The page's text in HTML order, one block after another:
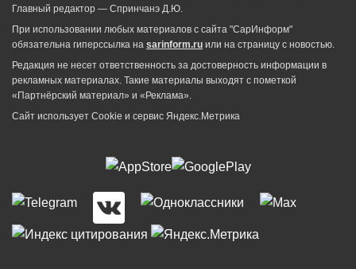
Главный редактор — Спринчанэ Д.Ю.
При использовании любых материалов с сайта "СарИнформ"
обязательна гиперссылка на sarinform.ru или на страницу с новостью.
Редакция не несет ответственность за достоверность информации в
рекламных материалах. Такие материалы выходят с пометкой
«Партнёрский материал» и «Реклама».
Сайт использует Cookie и сервиc Яндекс.Метрика